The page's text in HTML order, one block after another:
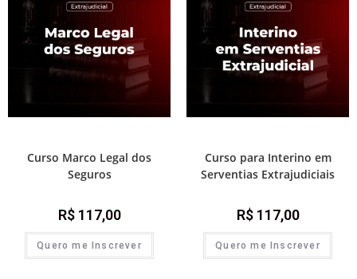
Curso Marco Legal dos
Seguros
R$117,00
Quero me Inscrever
Curso para Interino em
Serventias Extrajudiciais
R$117,00
Quero me Inscrever